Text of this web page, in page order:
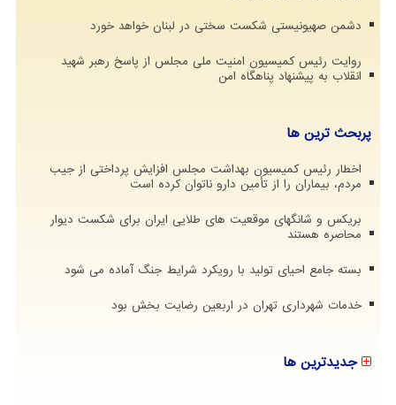
دشمن صهیونیستی شکست سختی در لبنان خواهد خورد
روایت رئیس کمیسیون امنیت ملی مجلس از پاسخ رهبر شهید
انقلاب به پیشنهاد پناهگاه امن
پربحث ترین ها
اخطار رئیس کمیسیون بهداشت مجلس افزایش پرداختی از جیب
مردم، بیماران را از تأمین دارو ناتوان کرده است
بریکس و شانگهای موقعیت های طلایی ایران برای شکست دیوار
محاصره هستند
بسته جامع احیای تولید با رویکرد شرایط جنگ آماده می شود
خدمات شهرداری تهران در اربعین رضایت بخش بود
جدیدترین ها